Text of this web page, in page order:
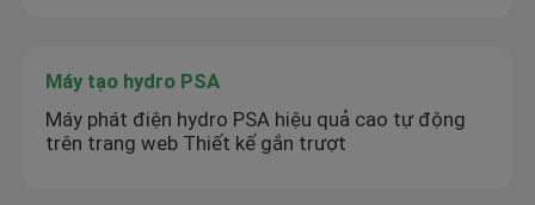
Máy tạo hydro PSA
Máy phát điện hydro PSA hiệu quả cao tự động
trên trang web Thiết kế gắn trượt